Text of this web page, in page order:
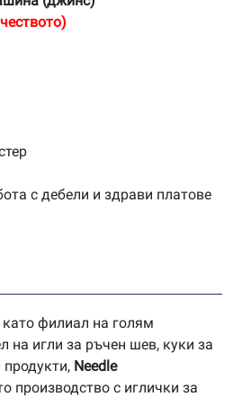
с дебели и здрави платове
филиал на голям
на игли за ръчен шев, куки за
продукти, Needle
производство с иглички за